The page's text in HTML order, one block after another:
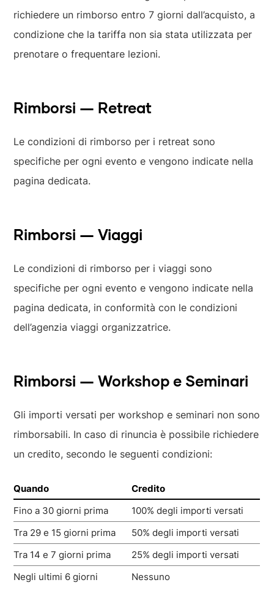
richiedere un rimborso entro 7 giorni dall’acquisto, a
condizione che la tariffa non sia stata utilizzata per
prenotare o frequentare lezioni.
Rimborsi — Retreat
Le condizioni di rimborso per i retreat sono
specifiche per ogni evento e vengono indicate nella
pagina dedicata.
Rimborsi — Viaggi
Le condizioni di rimborso per i viaggi sono
specifiche per ogni evento e vengono indicate nella
pagina dedicata, in conformità con le condizioni
dell’agenzia viaggi organizzatrice.
Rimborsi — Workshop e Seminari
Gli importi versati per workshop e seminari non sono
rimborsabili. In caso di rinuncia è possibile richiedere
un credito, secondo le seguenti condizioni:
Quando
Credito
Fino a 30 giorni prima
100% degli importi versati
Tra 29 e 15 giorni prima
50% degli importi versati
Tra 14 e 7 giorni prima
25% degli importi versati
Negli ultimi 6 giorni
Nessuno